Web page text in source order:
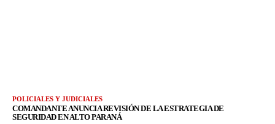
POLICIALES Y JUDICIALES
COMANDANTE ANUNCIA REVISIÓN DE LA ESTRATEGIA DE
SEGURIDAD EN ALTO PARANÁ